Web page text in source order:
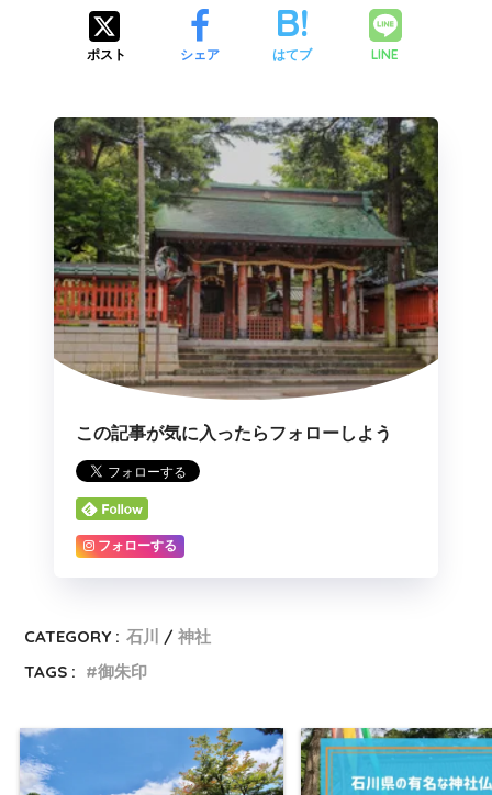
ポスト シェア はてブ LINE
この記事が気に入ったらフォローしよう
フォローする
CATEGORY : 石川
神社
TAGS :
御朱印